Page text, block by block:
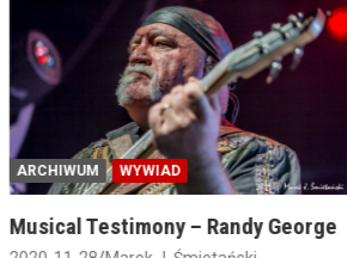
ARCHIWUM WYWIAD
Musical Testimony – Randy George